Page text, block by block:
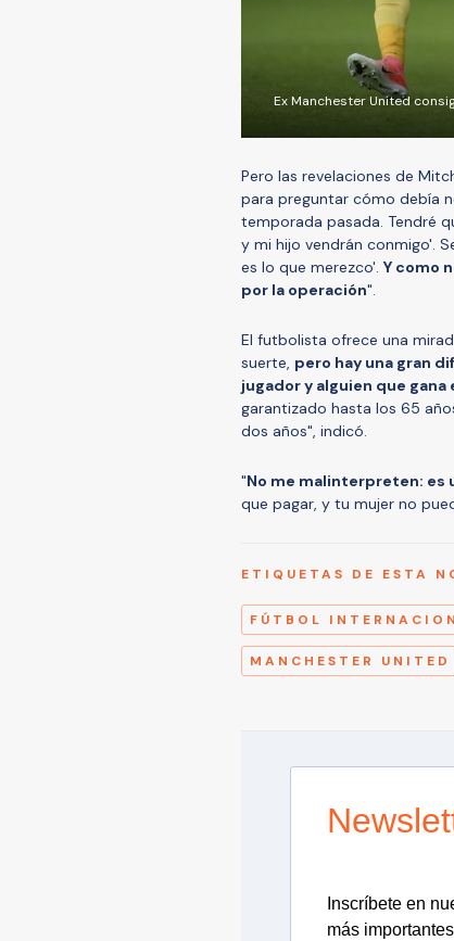
Ex Manchester United
Pero las revelaciones de
para preguntar cómo debía
temporada pasada. Tendré
y mi hijo vendrán conmigo'.
es lo que merezco'. Y como
por la operación".
El futbolista ofrece una
suerte, pero hay una gran
jugador y alguien que
garantizado hasta los 65
dos años", indicó.
"No me malinterpreten: es
que pagar, y tu mujer no
ETIQUETAS DE ESTA
FÚTBOL
MANCHESTER UNITED
Inscríbete en
más